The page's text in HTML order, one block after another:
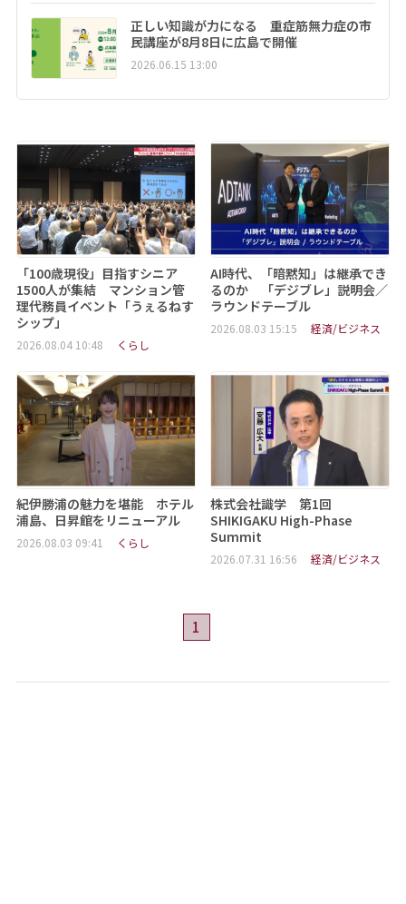
正しい知識が力になる 重症筋無力症の市
民講座が8月8日に広島で開催
2026.06.15 13:00
「100歳現役」目指すシニア
1500人が集結 マンション管
理代務員イベント「うぇるねす
シップ」
2026.08.04 10:48 くらし
AI時代、「暗黙知」は継承でき
るのか 「デジブレ」説明会／
ラウンドテーブル
2026.08.03 15:15 経済/ビジネス
紀伊勝浦の魅力を堪能 ホテル
浦島、日昇館をリニューアル
2026.08.03 09:41 くらし
株式会社識学 第1回
SHIKIGAKU High-Phase
Summit
2026.07.31 16:56 経済/ビジネス
1